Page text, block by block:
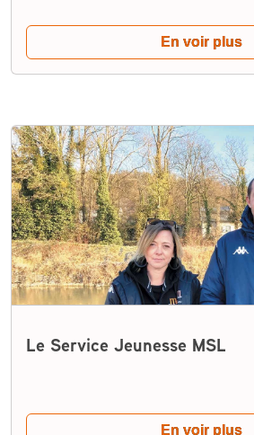
En voir plus
Le Service Jeunesse MSL
En voir plus